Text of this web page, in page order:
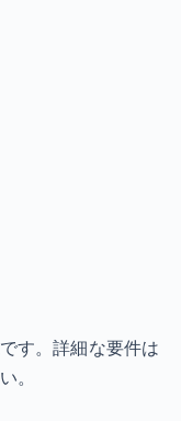
す。詳細な要件は
。